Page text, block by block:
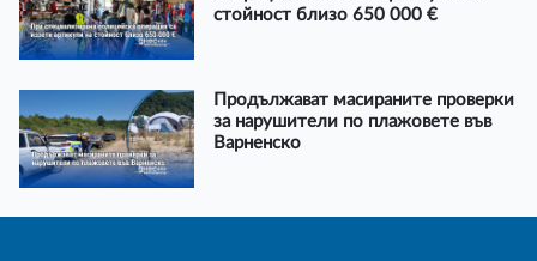
стойност близо 650 000 €
Продължават масираните проверки
за нарушители по плажовете във
Варненско